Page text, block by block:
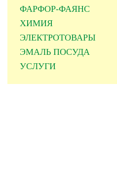
ФАРФОР-ФАЯНС
ХИМИЯ
ЭЛЕКТРОТОВАРЫ
ЭМАЛЬ ПОСУДА
УСЛУГИ